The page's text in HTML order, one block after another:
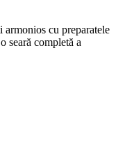
cu preparatele
seară completă a